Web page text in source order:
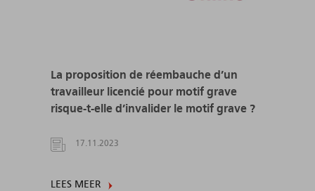
La proposition de réembauche d’un
travailleur licencié pour motif grave
risque-t-elle d’invalider le motif grave ?
17.11.2023
LEES MEER